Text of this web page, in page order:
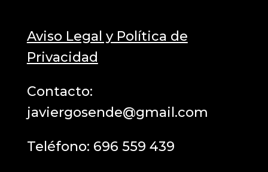
Aviso Legal y Política de
Privacidad
Contacto:
javiergosende@gmail.com
Teléfono: 696 559 439